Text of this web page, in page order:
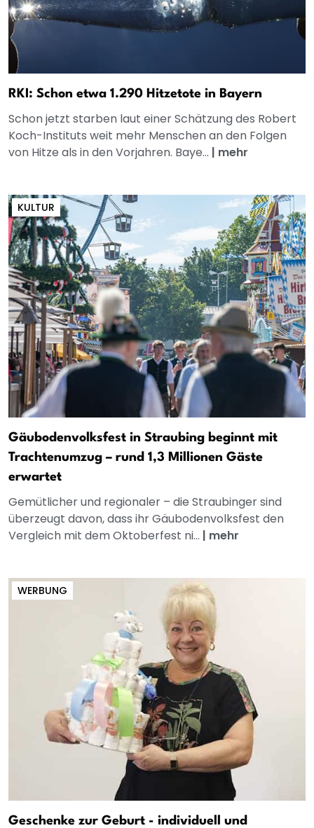
RKI: Schon etwa 1.290 Hitzetote in Bayern
Schon jetzt starben laut einer Schätzung des Robert
Koch-Instituts weit mehr Menschen an den Folgen
von Hitze als in den Vorjahren. Baye... | mehr
KULTUR
Gäubodenvolksfest in Straubing beginnt mit
Trachtenumzug – rund 1,3 Millionen Gäste
erwartet
Gemütlicher und regionaler – die Straubinger sind
überzeugt davon, dass ihr Gäubodenvolksfest den
Vergleich mit dem Oktoberfest ni... | mehr
WERBUNG
Geschenke zur Geburt - individuell und